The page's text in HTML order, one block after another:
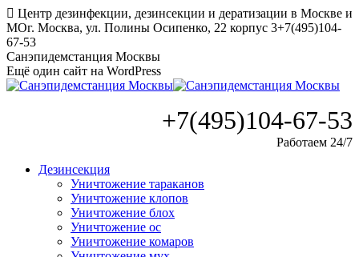
Перейти
к
содержанию
Центр дезинфекции, дезинсекции и дератизации в Москве и
МОг. Москва, ул. Полины Осипенко, 22 корпус 3+7(495)104-
67-53
Санэпидемстанция Москвы
Ещё один сайт на WordPress
+7(495)104-67-53
Работаем 24/7
Дезинсекция
Уничтожение тараканов
Уничтожение клопов
Уничтожение блох
Уничтожение ос
Уничтожение комаров